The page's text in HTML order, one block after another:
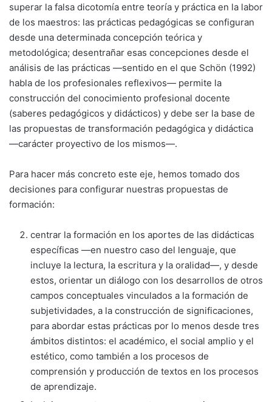
superar la falsa dicotomía entre teoría y práctica en la labor
de los maestros: las prácticas pedagógicas se configuran
desde una determinada concepción teórica y
metodológica; desentrañar esas concepciones desde el
análisis de las prácticas —sentido en el que Schön (1992)
habla de los profesionales reflexivos— permite la
construcción del conocimiento profesional docente
(saberes pedagógicos y didácticos) y debe ser la base de
las propuestas de transformación pedagógica y didáctica
—carácter proyectivo de los mismos—.
Para hacer más concreto este eje, hemos tomado dos
decisiones para configurar nuestras propuestas de
formación:
centrar la formación en los aportes de las didácticas
específicas —en nuestro caso del lenguaje, que
incluye la lectura, la escritura y la oralidad—, y desde
estos, orientar un diálogo con los desarrollos de otros
campos conceptuales vinculados a la formación de
subjetividades, a la construcción de significaciones,
para abordar estas prácticas por lo menos desde tres
ámbitos distintos: el académico, el social amplio y el
estético, como también a los procesos de
comprensión y producción de textos en los procesos
de aprendizaje.